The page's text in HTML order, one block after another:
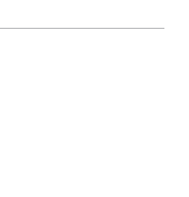
finns olika metoder för att starta